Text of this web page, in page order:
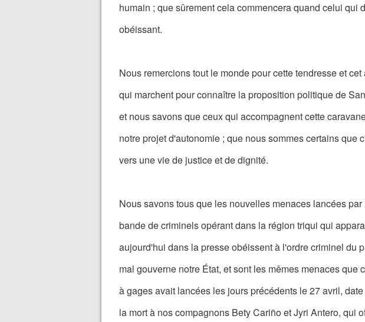
humain ; que sûrement cela commencera quand celui qui
obéissant.
Nous remercions tout le monde pour cette tendresse et cet
qui marchent pour connaître la proposition politique de
et nous savons que ceux qui accompagnent cette
notre projet d'autonomie ; que nous sommes certains que
vers une vie de justice et de dignité.
Nous savons tous que les nouvelles menaces lancées
bande de criminels opérant dans la région triqui qui
aujourd'hui dans la presse obéissent à l'ordre criminel du
mal gouverne notre État, et sont les mêmes menaces que
à gages avait lancées les jours précédents le 27 avril,
la mort à nos compagnons Bety Cariño et Jyri Antero, qui